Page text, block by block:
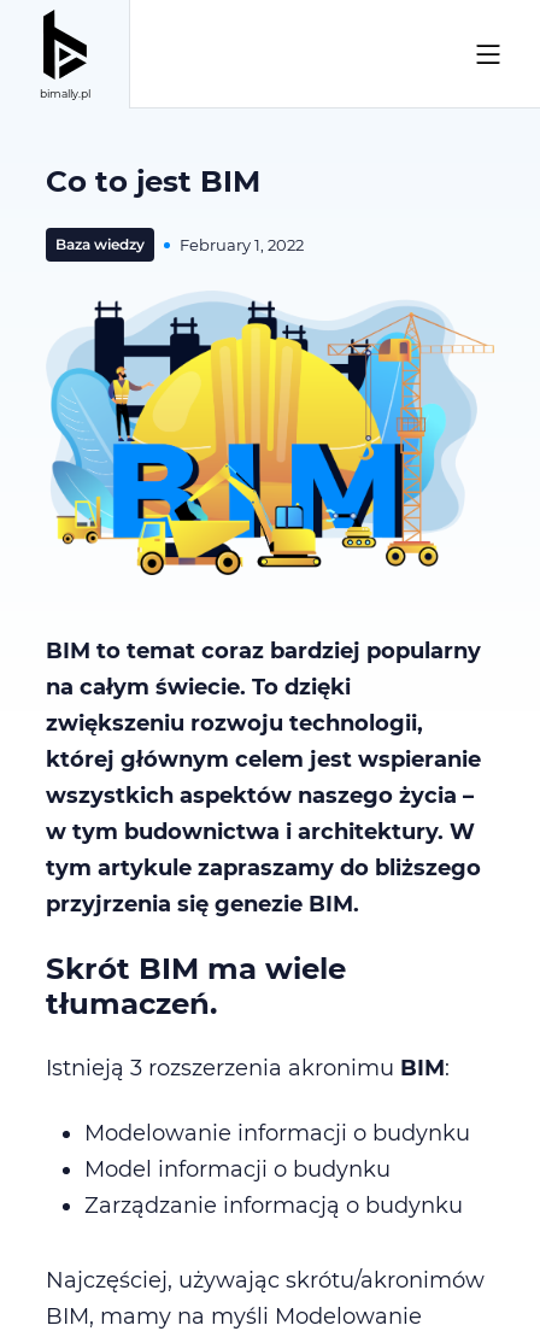
bimally.pl
Co to jest BIM
Baza wiedzy February 1, 2022
BIM to temat coraz bardziej popularny
na całym świecie. To dzięki
zwiększeniu rozwoju technologii,
której głównym celem jest wspieranie
wszystkich aspektów naszego życia –
w tym budownictwa i architektury. W
tym artykule zapraszamy do bliższego
przyjrzenia się genezie BIM.
Skrót BIM ma wiele
tłumaczeń.
Istnieją 3 rozszerzenia akronimu BIM:
Modelowanie informacji o budynku
Model informacji o budynku
Zarządzanie informacją o budynku
Najczęściej, używając skrótu/akronimów
BIM, mamy na myśli Modelowanie